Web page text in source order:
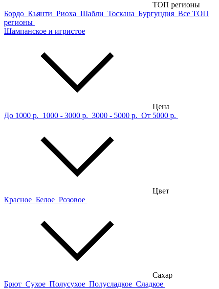
ТОП регионы
Бордо Кьянти Риоха Шабли Тоскана Бургундия Все ТОП
регионы
Шампанское и игристое
Цена
До 1000 р. 1000 - 3000 р. 3000 - 5000 р. От 5000 р.
Цвет
Красное Белое Розовое
Сахар
Брют Сухое Полусухое Полусладкое Сладкое